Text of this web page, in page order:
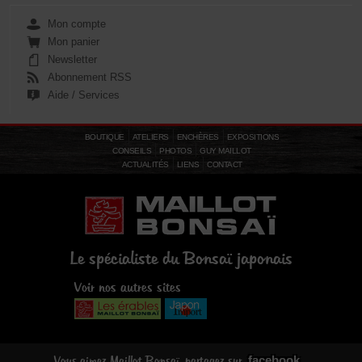
Mon compte
Mon panier
Newsletter
Abonnement RSS
Aide / Services
BOUTIQUE ATELIERS ENCHÈRES
EXPOSITIONS
CONSEILS
PHOTOS
GUY MAILLOT
ACTUALITÉS
LIENS CONTACT
Le spécialiste du Bonsaï japonais
Voir nos autres sites